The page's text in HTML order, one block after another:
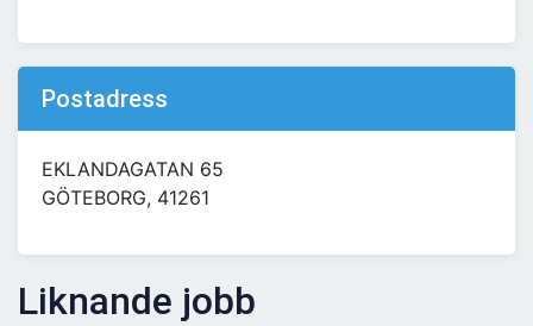
Postadress
EKLANDAGATAN 65
GÖTEBORG, 41261
Liknande jobb